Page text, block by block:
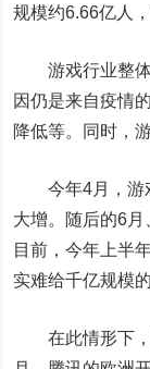
规模约6.66亿人
游戏行业整体
因仍是来自疫情
降低等。同时，
今年4月，游戏
大增。随后的6
目前，今年上半
实难给千亿规模
在此情形下，